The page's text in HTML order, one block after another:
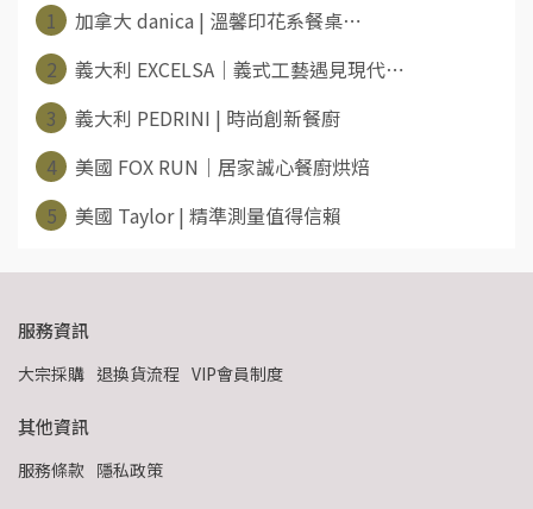
1
加拿大 danica | 溫馨印花系餐桌⋯
2
義大利 EXCELSA｜義式工藝遇見現代⋯
3
義大利 PEDRINI | 時尚創新餐廚
4
美國 FOX RUN｜居家誠心餐廚烘焙
5
美國 Taylor | 精準測量值得信賴
服務資訊
大宗採購 退換貨流程 VIP會員制度
其他資訊
服務條款 隱私政策